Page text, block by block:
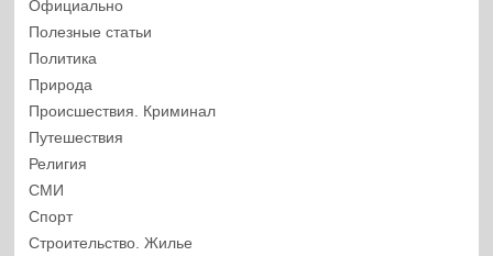
Официально
Полезные статьи
Политика
Природа
Происшествия. Криминал
Путешествия
Религия
СМИ
Спорт
Строительство. Жилье